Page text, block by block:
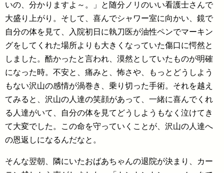
いの、分かりますよ～。」と随分ノリのいい看護士さんで
大盛り上がり。そして、喜んでシャワー室に向かい、鏡で
自分の体を見て、入院初日に執刀医が油性ペンでマーキン
グをしてくれた場所よりも大きくなっていた傷口に愕然と
しました。酷かったと言われ、漠然としていたものが明確
になった時。不安と、痛みと、怖さや、もっとどうしよう
もない沢山の感情が渦巻き、乗り切った手術。それを越え
てみると、沢山の人達の笑顔があって、一緒に喜んでくれ
る人達がいて、自分の体を見てどうしようもなく泣けてき
て大変でした。この命を守っていくことが、沢山の人達へ
の恩返しになるんだなと。
そんな翌朝、隣にいたおばあちゃんの退院が決まり、カー